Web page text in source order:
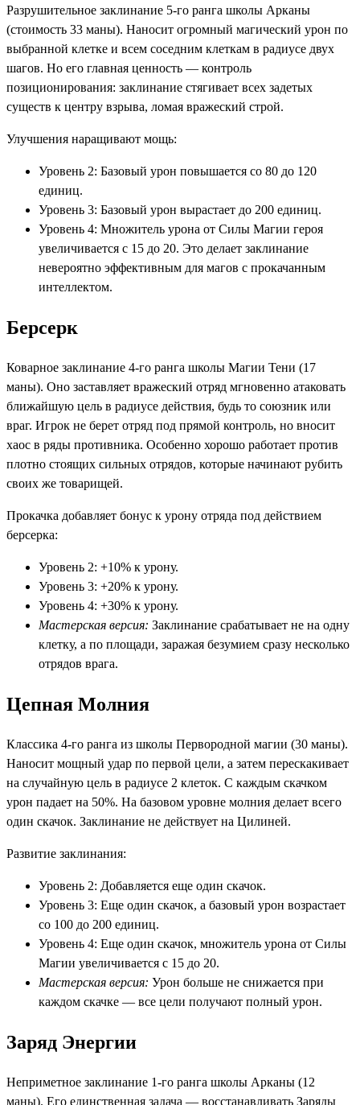
Разрушительное заклинание 5-го ранга школы Арканы
(стоимость 33 маны). Наносит огромный магический урон по
выбранной клетке и всем соседним клеткам в радиусе двух
шагов. Но его главная ценность — контроль
позиционирования: заклинание стягивает всех задетых
существ к центру взрыва, ломая вражеский строй.
Улучшения наращивают мощь:
Уровень 2: Базовый урон повышается со 80 до 120
единиц.
Уровень 3: Базовый урон вырастает до 200 единиц.
Уровень 4: Множитель урона от Силы Магии героя
увеличивается с 15 до 20. Это делает заклинание
невероятно эффективным для магов с прокачанным
интеллектом.
Берсерк
Коварное заклинание 4-го ранга школы Магии Тени (17
маны). Оно заставляет вражеский отряд мгновенно атаковать
ближайшую цель в радиусе действия, будь то союзник или
враг. Игрок не берет отряд под прямой контроль, но вносит
хаос в ряды противника. Особенно хорошо работает против
плотно стоящих сильных отрядов, которые начинают рубить
своих же товарищей.
Прокачка добавляет бонус к урону отряда под действием
берсерка:
Уровень 2: +10% к урону.
Уровень 3: +20% к урону.
Уровень 4: +30% к урону.
Мастерская версия: Заклинание срабатывает не на одну
клетку, а по площади, заражая безумием сразу несколько
отрядов врага.
Цепная Молния
Классика 4-го ранга из школы Первородной магии (30 маны).
Наносит мощный удар по первой цели, а затем перескакивает
на случайную цель в радиусе 2 клеток. С каждым скачком
урон падает на 50%. На базовом уровне молния делает всего
один скачок. Заклинание не действует на Цилиней.
Развитие заклинания:
Уровень 2: Добавляется еще один скачок.
Уровень 3: Еще один скачок, а базовый урон возрастает
со 100 до 200 единиц.
Уровень 4: Еще один скачок, множитель урона от Силы
Магии увеличивается с 15 до 20.
Мастерская версия: Урон больше не снижается при
каждом скачке — все цели получают полный урон.
Заряд Энергии
Неприметное заклинание 1-го ранга школы Арканы (12
маны). Его единственная задача — восстанавливать Заряды